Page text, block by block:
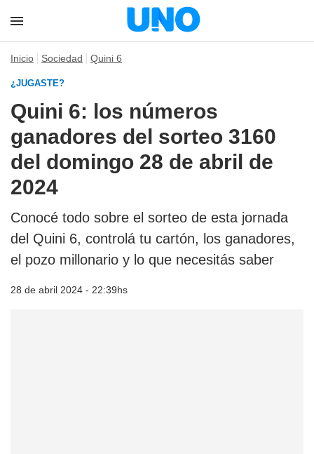
Inicio Sociedad Quini 6
¿JUGASTE?
Quini 6: los números
ganadores del sorteo 3160
del domingo 28 de abril de
2024
Conocé todo sobre el sorteo de esta jornada
del Quini 6, controlá tu cartón, los ganadores,
el pozo millonario y lo que necesitás saber
28 de abril 2024 - 22:39hs